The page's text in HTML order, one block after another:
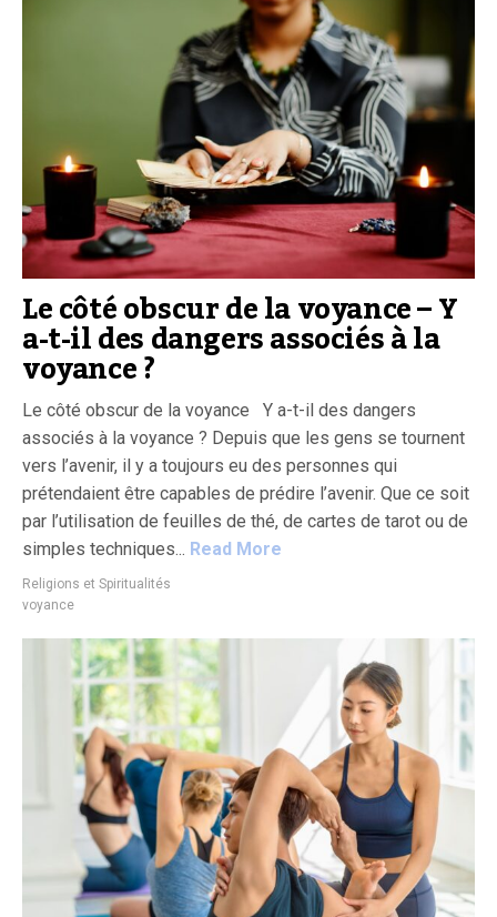
Le côté obscur de la voyance – Y
a-t-il des dangers associés à la
voyance ?
Le côté obscur de la voyance Y a-t-il des dangers
associés à la voyance ? Depuis que les gens se tournent
vers l’avenir, il y a toujours eu des personnes qui
prétendaient être capables de prédire l’avenir. Que ce soit
par l’utilisation de feuilles de thé, de cartes de tarot ou de
simples techniques... Read More
Religions et Spiritualités
voyance